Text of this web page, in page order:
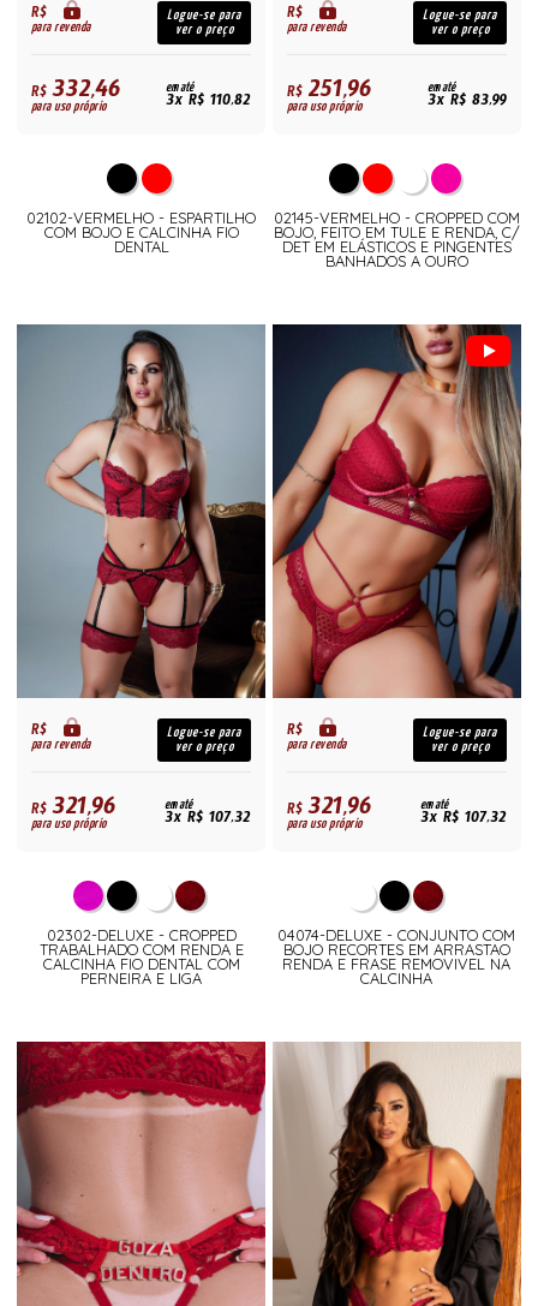
R$
para revenda
Logue-se para
ver o preço
R$332,46
para uso próprio
em até
3x R$ 110,82
02102-VERMELHO - ESPARTILHO
COM BOJO E CALCINHA FIO
DENTAL
R$
para revenda
Logue-se para
ver o preço
R$251,96
para uso próprio
em até
3x R$ 83,99
02145-VERMELHO - CROPPED COM
BOJO, FEITO EM TULE E RENDA, C/
DET EM ELÁSTICOS E PINGENTES
BANHADOS A OURO
R$
para revenda
Logue-se para
ver o preço
R$321,96
para uso próprio
em até
3x R$ 107,32
02302-DELUXE - CROPPED
TRABALHADO COM RENDA E
CALCINHA FIO DENTAL COM
PERNEIRA E LIGA
R$
para revenda
Logue-se para
ver o preço
R$321,96
para uso próprio
em até
3x R$ 107,32
04074-DELUXE - CONJUNTO COM
BOJO RECORTES EM ARRASTAO
RENDA E FRASE REMOVIVEL NA
CALCINHA